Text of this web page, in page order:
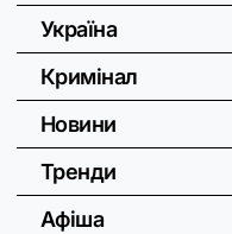
Україна
Кримінал
Новини
Тренди
Афіша